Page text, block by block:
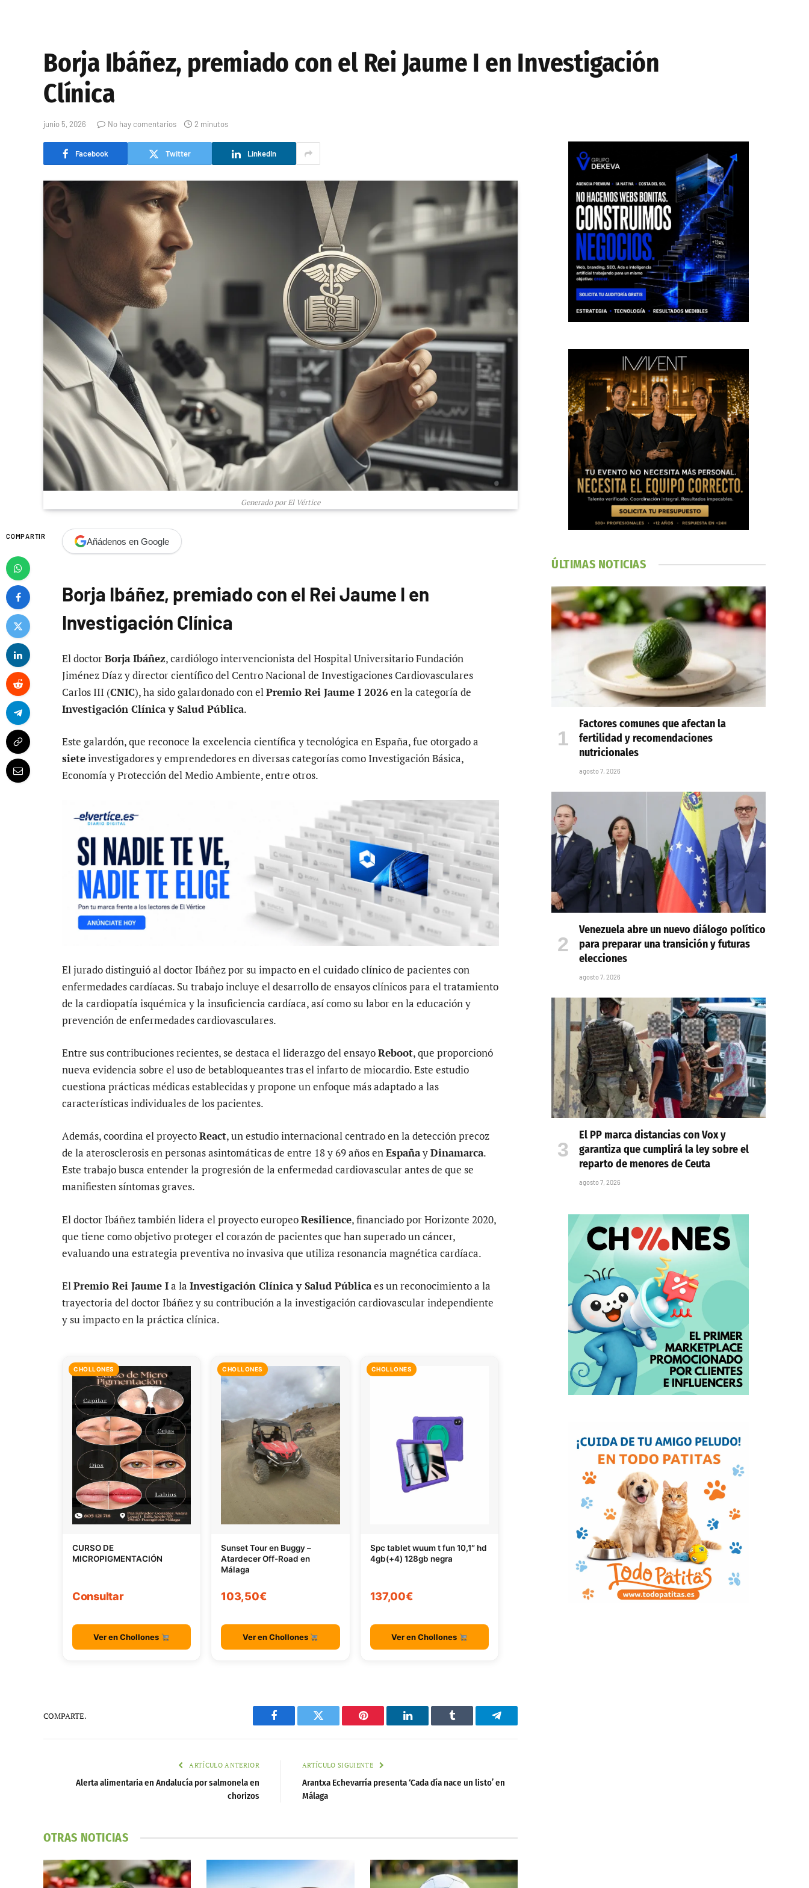
Borja Ibáñez, premiado con el Rei Jaume I en Investigación
Clínica
junio 5, 2026 No hay comentarios 2 minutos
Facebook Twitter LinkedIn
Generado por El Vértice
COMPARTIR Añádenos en Google
Borja Ibáñez, premiado con el Rei Jaume I en
Investigación Clínica
El doctorBorja Ibáñez, cardiólogo intervencionista del Hospital Universitario Fundación
Jiménez Díaz y director científico del Centro Nacional de Investigaciones Cardiovasculares
Carlos III (CNIC), ha sido galardonado con elPremio Rei Jaume I 2026 en la categoría de
Investigación Clínica y Salud Pública.
Este galardón, que reconoce la excelencia científica y tecnológica en España, fue otorgado a
sieteinvestigadores y emprendedores en diversas categorías como Investigación Básica,
Economía y Protección del Medio Ambiente, entre otros.
El jurado distinguió al doctor Ibáñez por su impacto en el cuidado clínico de pacientes con
enfermedades cardíacas. Su trabajo incluye el desarrollo de ensayos clínicos para el tratamiento
de la cardiopatía isquémica y la insuficiencia cardíaca, así como su labor en la educación y
prevención de enfermedades cardiovasculares.
Entre sus contribuciones recientes, se destaca el liderazgo del ensayoReboot, que proporcionó
nueva evidencia sobre el uso de betabloqueantes tras el infarto de miocardio. Este estudio
cuestiona prácticas médicas establecidas y propone un enfoque más adaptado a las
características individuales de los pacientes.
Además, coordina el proyectoReact, un estudio internacional centrado en la detección precoz
de la aterosclerosis en personas asintomáticas de entre 18 y 69 años enEspañayDinamarca.
Este trabajo busca entender la progresión de la enfermedad cardiovascular antes de que se
manifiesten síntomas graves.
El doctor Ibáñez también lidera el proyecto europeoResilience, financiado por Horizonte 2020,
que tiene como objetivo proteger el corazón de pacientes que han superado un cáncer,
evaluando una estrategia preventiva no invasiva que utiliza resonancia magnética cardíaca.
ElPremio Rei Jaume Ia la Investigación Clínica y Salud Públicaes un reconocimiento a la
trayectoria del doctor Ibáñez y su contribución a la investigación cardiovascular independiente
y su impacto en la práctica clínica.
CHOLLONES
CURSO DE
MICROPIGMENTACIÓN
Consultar
Ver en Chollones
CHOLLONES
Sunset Tour en Buggy –
Atardecer Off-Road en
Málaga
103,50€
Ver en Chollones
CHOLLONES
Spc tablet wuum t fun 10,1″ hd
4gb(+4) 128gb negra
137,00€
Ver en Chollones
COMPARTE.
Facebook Twitter Pinterest LinkedIn Tumblr Telegram
ARTÍCULO ANTERIOR
Alerta alimentaria en Andalucía por salmonela en
chorizos
ARTÍCULO SIGUIENTE
Arantxa Echevarría presenta ‘Cada día nace un listo’ en
Málaga
OTRAS NOTICIAS
ÚLTIMAS NOTICIAS
Factores comunes que afectan la
fertilidad y recomendaciones
nutricionales
agosto 7, 2026
Venezuela abre un nuevo diálogo político
para preparar una transición y futuras
elecciones
agosto 7, 2026
El PP marca distancias con Vox y
garantiza que cumplirá la ley sobre el
reparto de menores de Ceuta
agosto 7, 2026